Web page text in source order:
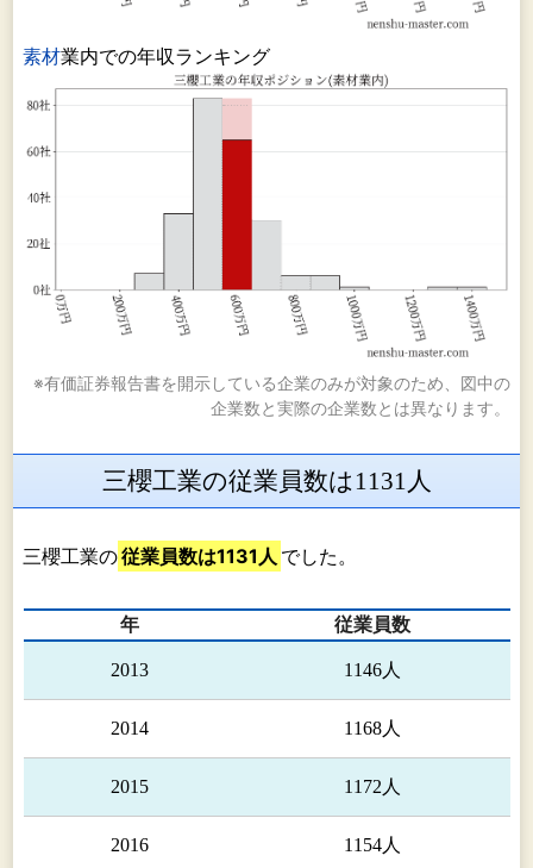
素材業内での年収ランキング
※有価証券報告書を開示している企業のみが対象のため、図中の
企業数と実際の企業数とは異なります。
三櫻工業の従業員数は1131人
三櫻工業の従業員数は1131人 でした。
年 従業員数
2013 1146人
2014 1168人
2015 1172人
2016 1154人